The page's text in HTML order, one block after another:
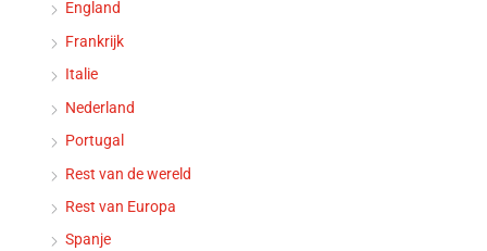
England
Frankrijk
Italie
Nederland
Portugal
Rest van de wereld
Rest van Europa
Spanje